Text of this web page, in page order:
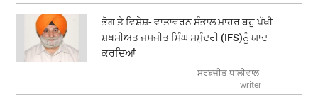
ਭੋਗ ਤੇ ਵਿਸ਼ੇਸ਼- ਵਾਤਾਵਰਨ ਸੰਭਾਲ ਮਾਹਰ ਬਹੁ ਪੱਖੀ
ਸ਼ਖਸੀਅਤ ਜਸਜੀਤ ਸਿੰਘ ਸਮੁੰਦਰੀ (IFS)ਨੂੰ ਯਾਦ
ਕਰਦਿਆਂ
ਸਰਬਜੀਤ ਧਾਲੀਵਾਲ
writer